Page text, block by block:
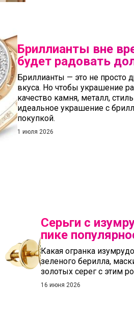
Бриллианты вне
будет радовать
Бриллианты — это не просто
вкуса. Но чтобы украшение
качество камня, металл,
идеальное украшение с
покупкой.
1 июля 2026
Серьги с
пике
Какая огранка
зеленого берилла,
золотых серег с этим
16 июня 2026